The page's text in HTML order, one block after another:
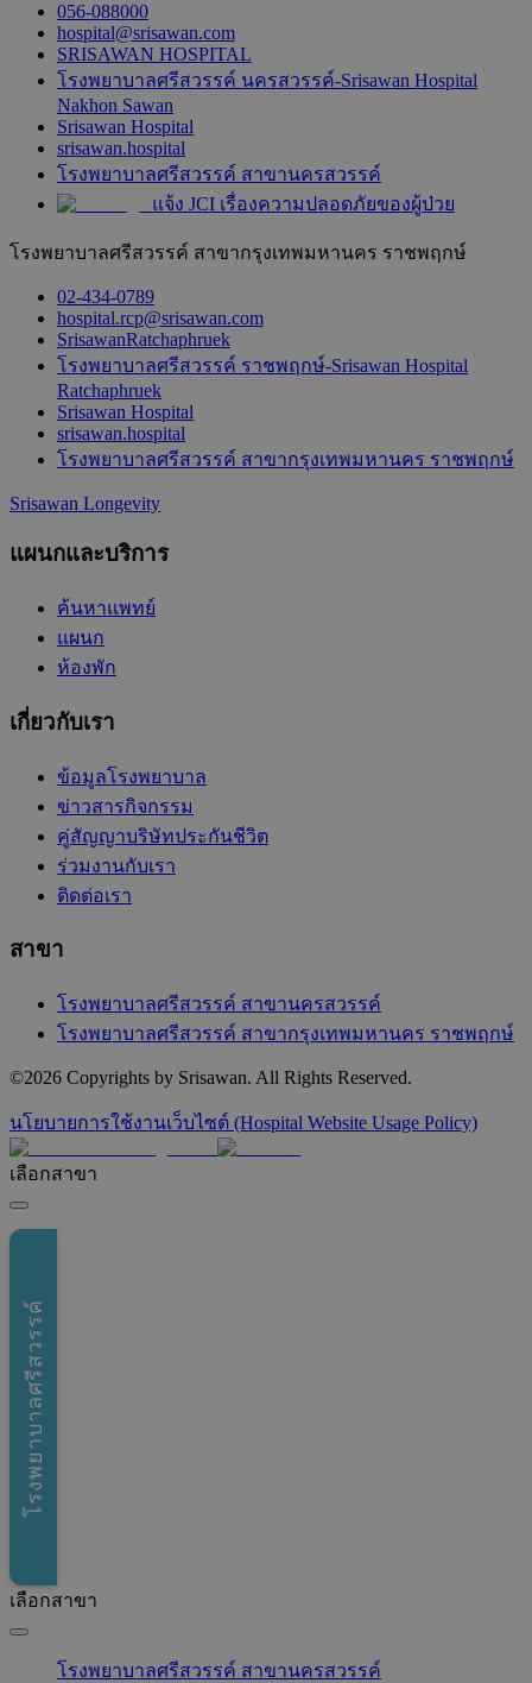
056-088000
hospital@srisawan.com
SRISAWAN HOSPITAL
โรงพยาบาลศรีสวรรค์ นครสวรรค์-Srisawan Hospital
Nakhon Sawan
Srisawan Hospital
srisawan.hospital
โรงพยาบาลศรีสวรรค์ สาขานครสวรรค์
แจ้ง JCI เรื่องความปลอดภัยของผู้ป่วย
โรงพยาบาลศรีสวรรค์ สาขากรุงเทพมหานคร ราชพฤกษ์
02-434-0789
hospital.rcp@srisawan.com
SrisawanRatchaphruek
โรงพยาบาลศรีสวรรค์ ราชพฤกษ์-Srisawan Hospital
Ratchaphruek
Srisawan Hospital
srisawan.hospital
โรงพยาบาลศรีสวรรค์ สาขากรุงเทพมหานคร ราชพฤกษ์
Srisawan Longevity
แผนกและบริการ
ค้นหาแพทย์
แผนก
ห้องพัก
เกี่ยวกับเรา
ข้อมูลโรงพยาบาล
ข่าวสารกิจกรรม
คู่สัญญาบริษัทประกันชีวิต
ร่วมงานกับเรา
ติดต่อเรา
สาขา
โรงพยาบาลศรีสวรรค์ สาขานครสวรรค์
โรงพยาบาลศรีสวรรค์ สาขากรุงเทพมหานคร ราชพฤกษ์
©2026 Copyrights by Srisawan. All Rights Reserved.
นโยบายการใช้งานเว็บไซต์ (Hospital Website Usage Policy)
เลือกสาขา
โรงพยาบาลศรีสวรรค์
เลือกสาขา
โรงพยาบาลศรีสวรรค์ สาขานครสวรรค์